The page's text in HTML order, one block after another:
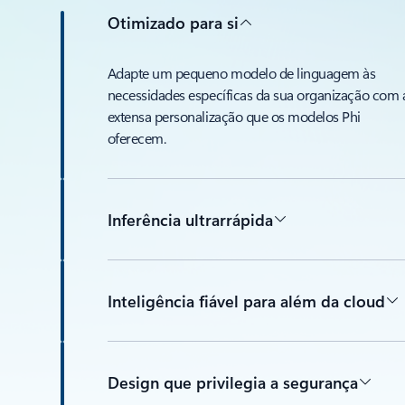
Otimizado para si
Adapte um pequeno modelo de linguagem às
necessidades específicas da sua organização com
extensa personalização que os modelos Phi
oferecem.
Inferência ultrarrápida
Inteligência fiável para além da cloud
Design que privilegia a segurança